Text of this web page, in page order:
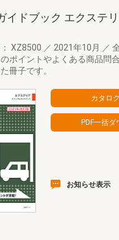
イドブック エクステ
XZ8500 ／ 2021年10月 ／
ポイントやよくある商品問
冊子です。
お知らせ表示